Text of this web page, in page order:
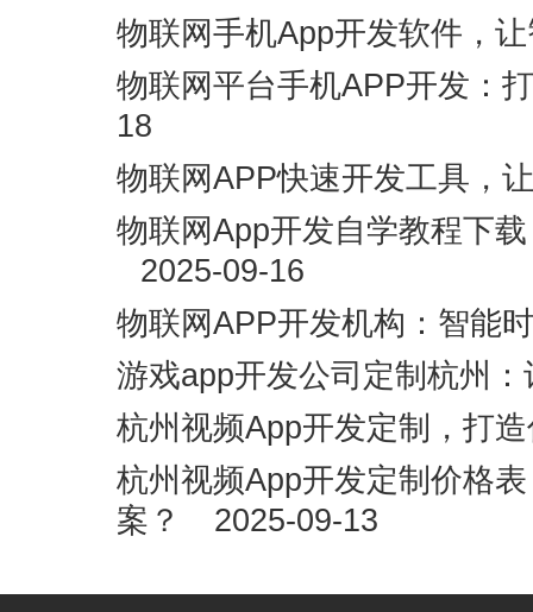
物联网手机App开发软件，
物联网平台手机APP开发：
18
物联网APP快速开发工具，
物联网App开发自学教程下
2025-09-16
物联网APP开发机构：智能
游戏app开发公司定制杭州
杭州视频App开发定制，打
杭州视频App开发定制价格
案？
2025-09-13